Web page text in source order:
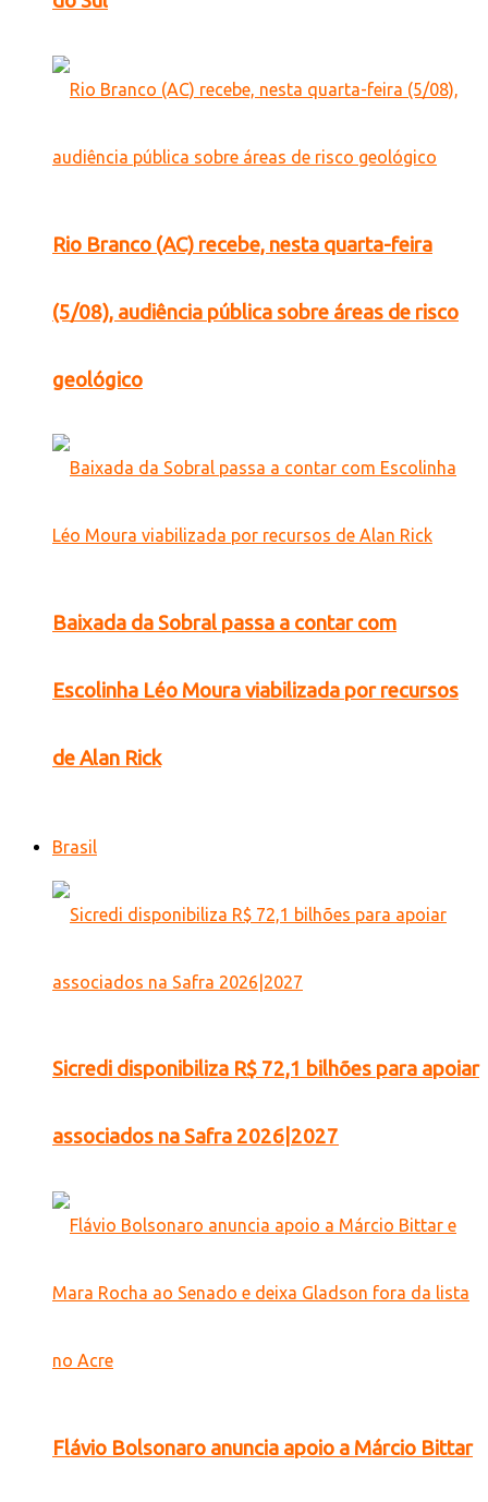
Rio Branco (AC) recebe, nesta quarta-feira
(5/08), audiência pública sobre áreas de risco
geológico
Baixada da Sobral passa a contar com
Escolinha Léo Moura viabilizada por recursos
de Alan Rick
Brasil
Sicredi disponibiliza R$ 72,1 bilhões para apoiar
associados na Safra 2026|2027
Flávio Bolsonaro anuncia apoio a Márcio Bittar